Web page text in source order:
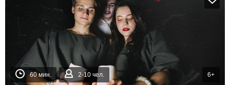
60 мин. 2-10 чел. 6+